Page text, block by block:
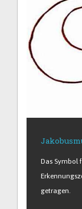
Das Symbol
getragen.